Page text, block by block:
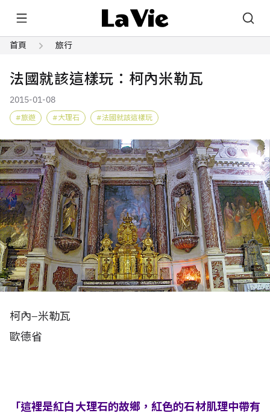
首頁 旅行
法國就該這樣玩：柯內米勒瓦
2015-01-08
旅遊 大理石 法國就該這樣玩
柯內–米勒瓦
歐德省
「這裡是紅白大理石的故鄉，紅色的石材肌理中帶有